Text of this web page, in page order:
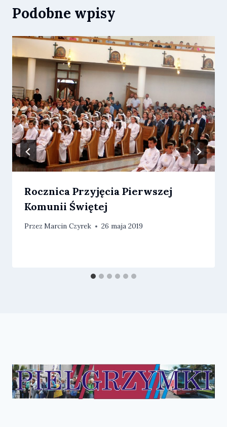
Podobne wpisy
Rocznica Przyjęcia Pierwszej
Komunii Świętej
Przez Marcin Czyrek 26 maja 2019